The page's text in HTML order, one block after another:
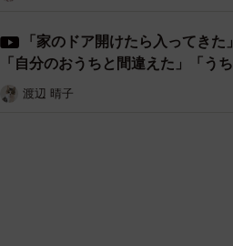
「家のドア開けたら入ってき
「自分のおうちと間違えた」「う
渡辺 晴子